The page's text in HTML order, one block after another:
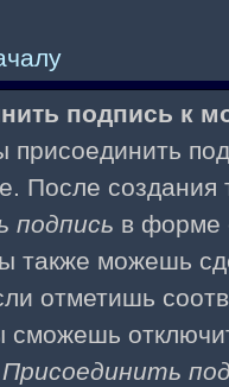
подпись к
присоединить
После создания
подпись в форме
также можешь
отметишь
сможешь
Присоединить